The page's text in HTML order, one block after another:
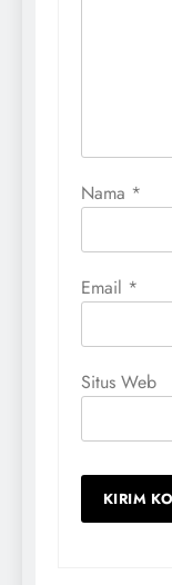
Nama *
Email *
Situs Web